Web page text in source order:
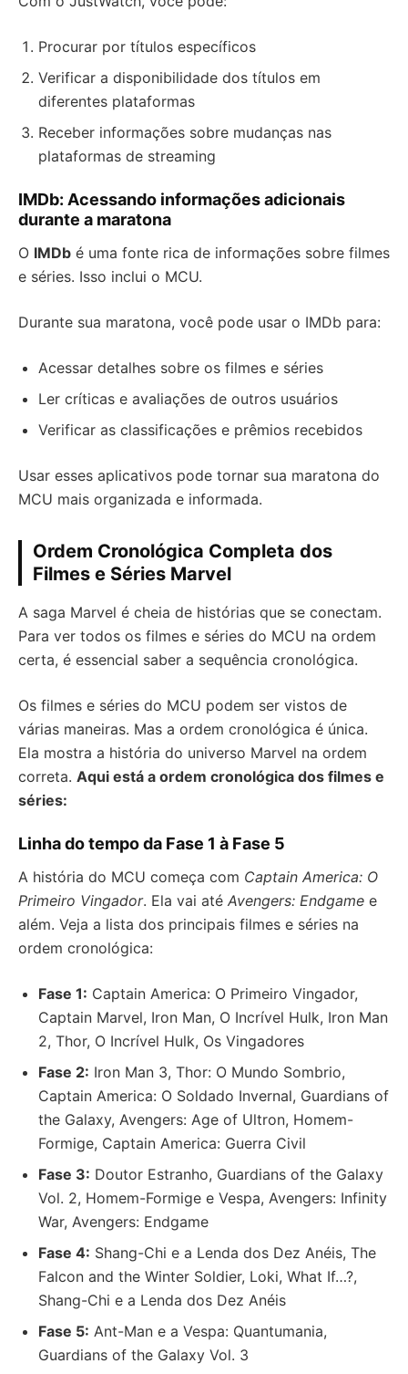
Procurar por títulos específicos
Verificar a disponibilidade dos títulos em
diferentes plataformas
Receber informações sobre mudanças nas
plataformas de streaming
IMDb: Acessando informações adicionais
durante a maratona
O IMDb é uma fonte rica de informações sobre filmes
e séries. Isso inclui o MCU.
Durante sua maratona, você pode usar o IMDb para:
Acessar detalhes sobre os filmes e séries
Ler críticas e avaliações de outros usuários
Verificar as classificações e prêmios recebidos
Usar esses aplicativos pode tornar sua maratona do
MCU mais organizada e informada.
Ordem Cronológica Completa dos
Filmes e Séries Marvel
A saga Marvel é cheia de histórias que se conectam.
Para ver todos os filmes e séries do MCU na ordem
certa, é essencial saber a sequência cronológica.
Os filmes e séries do MCU podem ser vistos de
várias maneiras. Mas a ordem cronológica é única.
Ela mostra a história do universo Marvel na ordem
correta. Aqui está a ordem cronológica dos filmes e
séries:
Linha do tempo da Fase 1 à Fase 5
A história do MCU começa com Captain America: O
Primeiro Vingador. Ela vai até Avengers: Endgame e
além. Veja a lista dos principais filmes e séries na
ordem cronológica:
Fase 1: Captain America: O Primeiro Vingador,
Captain Marvel, Iron Man, O Incrível Hulk, Iron Man
2, Thor, O Incrível Hulk, Os Vingadores
Fase 2: Iron Man 3, Thor: O Mundo Sombrio,
Captain America: O Soldado Invernal, Guardians of
the Galaxy, Avengers: Age of Ultron, Homem-
Formige, Captain America: Guerra Civil
Fase 3: Doutor Estranho, Guardians of the Galaxy
Vol. 2, Homem-Formige e Vespa, Avengers: Infinity
War, Avengers: Endgame
Fase 4: Shang-Chi e a Lenda dos Dez Anéis, The
Falcon and the Winter Soldier, Loki, What If…?,
Shang-Chi e a Lenda dos Dez Anéis
Fase 5: Ant-Man e a Vespa: Quantumania,
Guardians of the Galaxy Vol. 3